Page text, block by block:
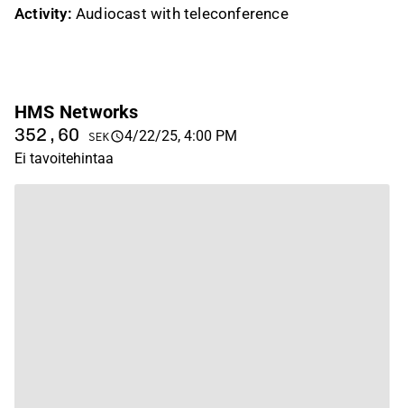
Activity: Audiocast with teleconference
HMS Networks
352,60 SEK
4/22/25, 4:00 PM
Ei tavoitehintaa